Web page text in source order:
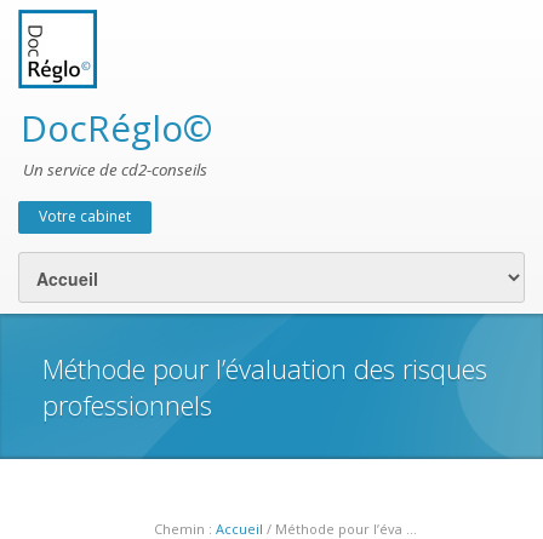
DocRéglo©
Un service de cd2-conseils
Menu secondaire
Votre cabinet
Méthode pour l’évaluation des risques
professionnels
Chemin : Accueil / Méthode pour l’éva ...